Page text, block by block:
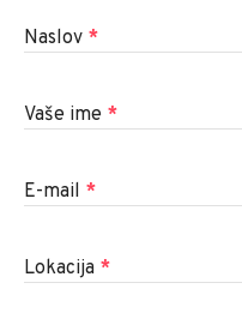
Naslov *
Vaše ime *
E-mail *
Lokacija *